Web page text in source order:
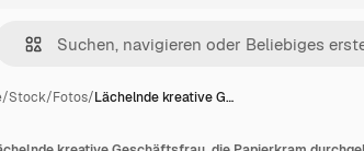
/Stock/Fotos/Lächelnde kreative G…